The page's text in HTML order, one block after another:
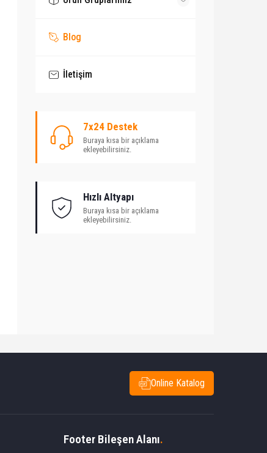
Blog
İletişim
7x24 Destek
Buraya kısa bir açıklama
ekleyebilirsiniz.
Hızlı Altyapı
Buraya kısa bir açıklama
ekleyebilirsiniz.
Online Katalog
Footer Bileşen Alanı.